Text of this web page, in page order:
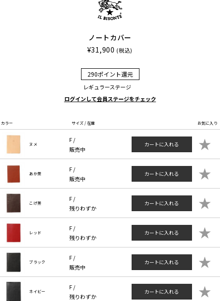
ノートカバー
¥31,900 (税込)
290ポイント還元
レギュラーステージ
ログインして会員ステージをチェック
カラー サイズ / 在庫 お気に入り
ヌメ
F /
販売中
カートに入れる ★
あか茶
F /
販売中
カートに入れる ★
こげ茶
F /
残りわずか
カートに入れる ★
レッド
F /
残りわずか
カートに入れる ★
ブラック
F /
販売中
カートに入れる ★
ネイビー
F /
残りわずか
カートに入れる ★